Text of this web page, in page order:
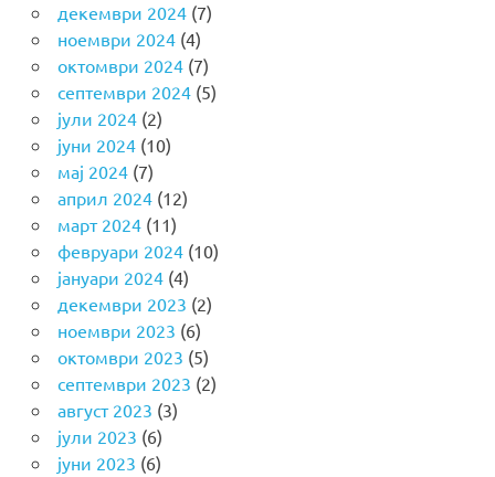
декември 2024(7)
ноември 2024(4)
октомври 2024(7)
септември 2024(5)
јули 2024(2)
јуни 2024(10)
мај 2024(7)
април 2024(12)
март 2024(11)
февруари 2024(10)
јануари 2024(4)
декември 2023 (2)
ноември 2023 (6)
октомври 2023 (5)
септември 2023 (2)
август 2023 (3)
јули 2023 (6)
јуни 2023 (6)